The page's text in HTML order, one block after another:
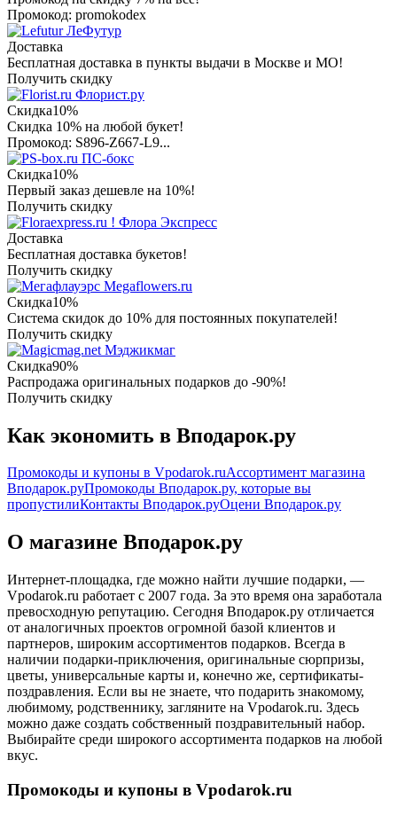
Промокод: promokodex
ЛеФутур
Доставка
Бесплатная доставка в пункты выдачи в Москве и МО!
Получить скидку
Флорист.ру
Скидка10%
Скидка 10% на любой букет!
Промокод: S896-Z667-L9...
ПС-бокс
Скидка10%
Первый заказ дешевле на 10%!
Получить скидку
Флора Экспресс
Доставка
Бесплатная доставка букетов!
Получить скидку
Megaflowers.ru
Скидка10%
Система скидок до 10% для постоянных покупателей!
Получить скидку
Мэджикмаг
Скидка90%
Распродажа оригинальных подарков до -90%!
Получить скидку
Как экономить в Вподарок.ру
Промокоды и купоны в Vpodarok.ruАссортимент магазина
Вподарок.руПромокоды Вподарок.ру, которые вы
пропустилиКонтакты Вподарок.руОцени Вподарок.ру
О магазине Вподарок.ру
Интернет-площадка, где можно найти лучшие подарки, —
Vpodarok.ru работает с 2007 года. За это время она заработала
превосходную репутацию. Сегодня Вподарок.ру отличается
от аналогичных проектов огромной базой клиентов и
партнеров, широким ассортиментов подарков. Всегда в
наличии подарки-приключения, оригинальные сюрпризы,
цветы, универсальные карты и, конечно же, сертификаты-
поздравления. Если вы не знаете, что подарить знакомому,
любимому, родственнику, загляните на Vpodarok.ru. Здесь
можно даже создать собственный поздравительный набор.
Выбирайте среди широкого ассортимента подарков на любой
вкус.
Промокоды и купоны в Vpodarok.ru